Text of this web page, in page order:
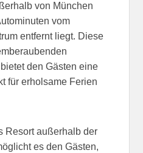
von München
vom
entfernt liegt. Diese
den Gästen eine
für erholsame Ferien
Resort außerhalb der
es den Gästen,